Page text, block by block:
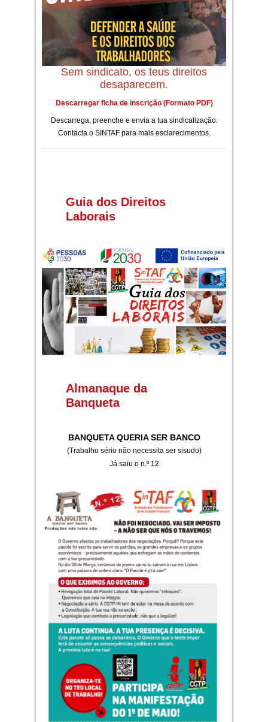
Sem sindicato, os teus direitos
desaparecem.
Descarregar ficha de inscrição (Formato PDF)
Descarrega, preenche e envia a tua sindicalização.
Contacta o SINTAF para mais esclarecimentos.
Guia dos Direitos
Laborais
Almanaque da
Banqueta
BANQUETA QUERIA SER BANCO
(Trabalho sério não necessita ser sisudo)
Já saiu o n.º 12